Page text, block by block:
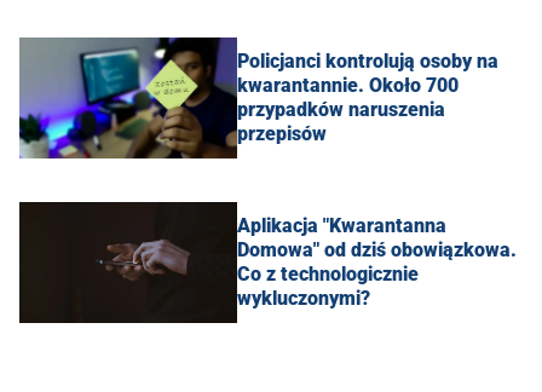
Policjanci kontrolują osoby na
kwarantannie. Około 700
przypadków naruszenia
przepisów
Aplikacja "Kwarantanna
Domowa" od dziś obowiązkowa.
Co z technologicznie
wykluczonymi?